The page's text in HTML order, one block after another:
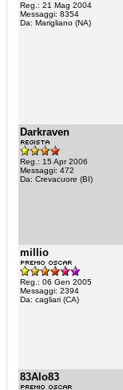
Reg.: 21 Mag 2004
Messaggi: 8354
Da: Marigliano (NA)
Darkraven
Reg.: 15 Apr 2006
Messaggi: 472
Da: Crevacuore (BI)
millio
Reg.: 06 Gen 2005
Messaggi: 2394
Da: cagliari (CA)
83Alo83